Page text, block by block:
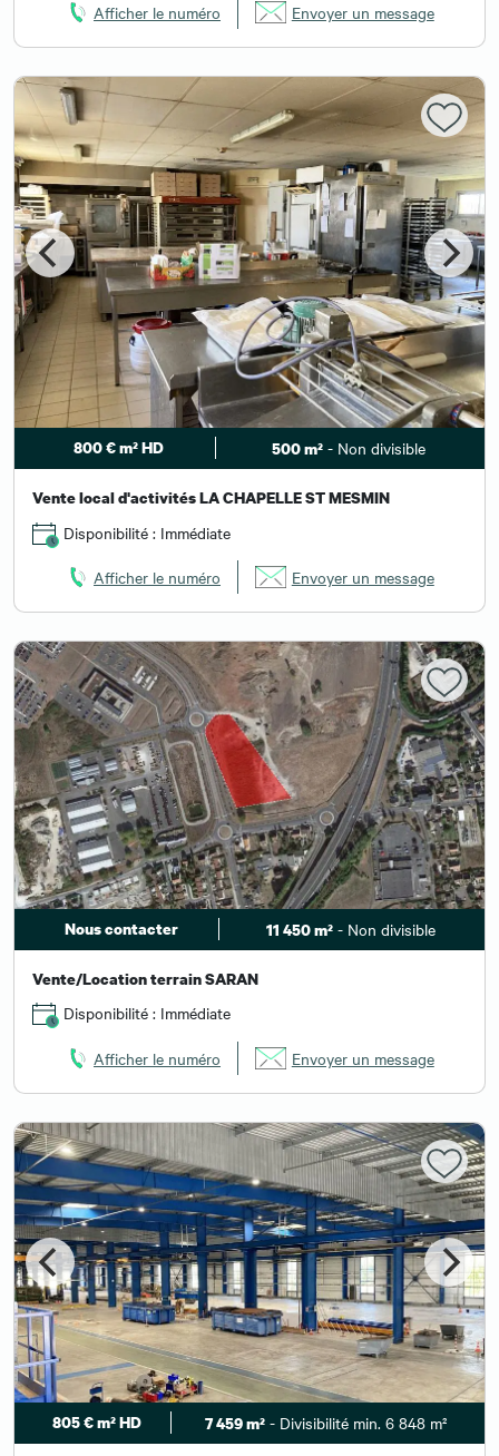
Afficher le numéro Envoyer un message
800 € m² HD 500 m²- Non divisible
Vente local d'activités LA CHAPELLE ST MESMIN
Disponibilité : Immédiate
Afficher le numéro Envoyer un message
Nous contacter 11 450 m²- Non divisible
Vente/Location terrain SARAN
Disponibilité : Immédiate
Afficher le numéro Envoyer un message
805 € m² HD 7 459 m² - Divisibilité min. 6 848 m²